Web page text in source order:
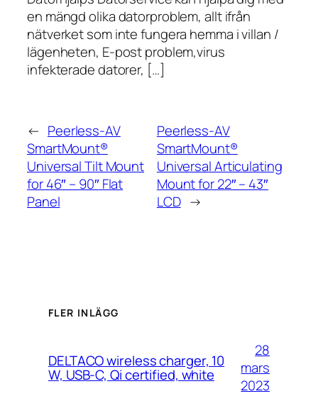
en mängd olika datorproblem, allt ifrån
nätverket som inte fungera hemma i villan /
lägenheten, E-post problem,virus
infekterade datorer, […]
← Peerless-AV
SmartMount®
Universal Tilt Mount
for 46″ – 90″ Flat
Panel
Peerless-AV
SmartMount®
Universal Articulating
Mount for 22″ – 43″
LCD →
FLER INLÄGG
DELTACO wireless charger, 10
W, USB-C, Qi certified, white
28
mars
2023